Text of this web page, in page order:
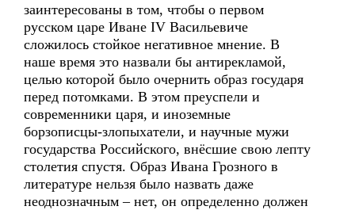
заинтересованы в том, чтобы о первом
русском царе Иване IV Васильевиче
сложилось стойкое негативное мнение. В
наше время это назвали бы антирекламой,
целью которой было очернить образ государя
перед потомками. В этом преуспели и
современники царя, и иноземные
борзописцы-злопыхатели, и научные мужи
государства Российского, внёсшие свою лепту
столетия спустя. Образ Ивана Грозного в
литературе нельзя было назвать даже
неоднозначным – нет, он определенно должен